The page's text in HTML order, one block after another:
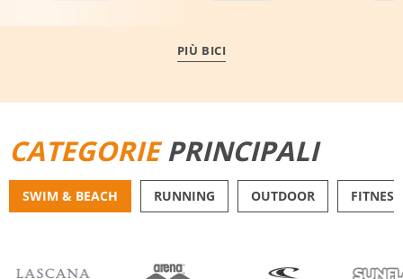
PIÙ BICI
CATEGORIEPRINCIPALI
SWIM & BEACH RUNNING OUTDOOR FITNESS